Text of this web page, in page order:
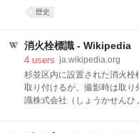
2026年7月、数学者Levent
城県出身。陸士21期次席。
究生とともに「総力戦机上演
という結論を出した。 この演
量を上回り、戦争遂行が困難
リカが軍事的に協力する（演
軍の軍事利用という設定）
をかなり正確に予測した。 自
歴史
消火栓標識 - Wikipedia
4 users ja.wikipedia.org
杉並区内に設置された消火栓
取り付けるが、撮影時は取り
識株式会社（しょうかせんひ